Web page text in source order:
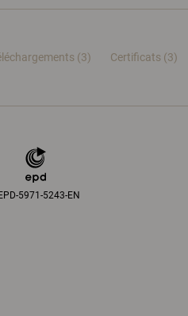
(3) Certificats (3)
5971-5243-EN